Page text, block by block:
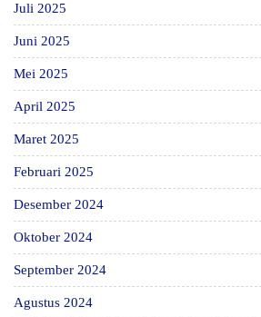
Juli 2025
Juni 2025
Mei 2025
April 2025
Maret 2025
Februari 2025
Desember 2024
Oktober 2024
September 2024
Agustus 2024